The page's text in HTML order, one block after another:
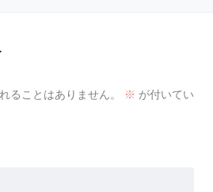
ることはありません。 ※ が付いてい